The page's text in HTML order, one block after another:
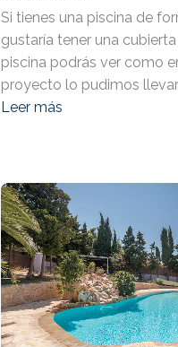
Si tienes una piscina de
gustaría tener una
piscina podrás ver como
proyecto lo pudimos
Leer más